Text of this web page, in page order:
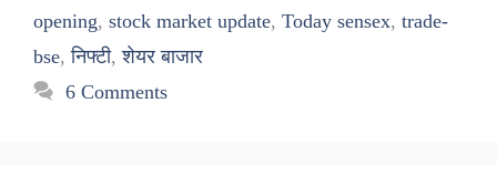
opening, stock market update, Today sensex, trade-
bse,निफ्टी,शेयर बाजार
6 Comments